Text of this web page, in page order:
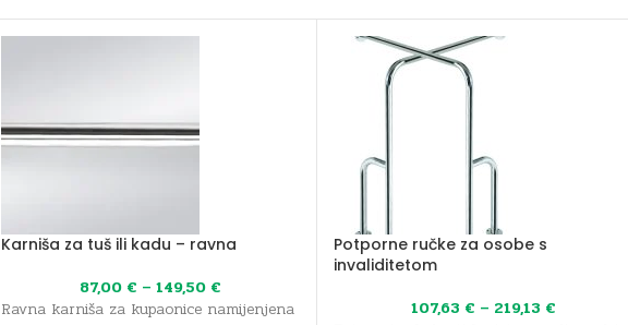
Karniša za tuš ili kadu – ravna
87,00 € – 149,50 €
Ravna karniša za kupaonice namijenjena
Potporne ručke za osobe s
invaliditetom
107,63 € – 219,13 €